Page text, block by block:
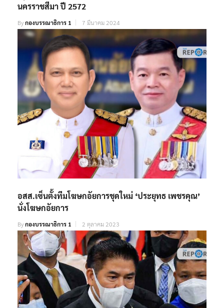
นครราชสีมา ปี 2572
Byกองบรรณาธิการ 1 7 มีนาคม 2024
อสส.เซ็นตั้งทีมโฆษกอัยการชุดใหม่ ‘ประยุทธ เพชรคุณ’
นั่งโฆษกอัยการ
Byกองบรรณาธิการ 1 2 ตุลาคม 2023